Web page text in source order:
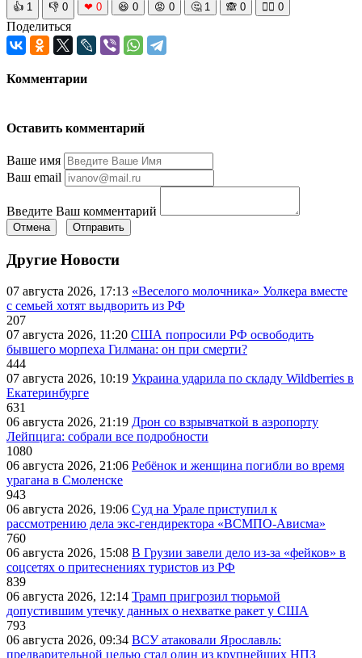
👍 1 👎 0 ❤ 0 😆 0 😡 0 🤔 1 🙈 0 🧘‍♀️ 0
Поделиться
Комментарии
Оставить комментарий
Ваше имя
Ваш email
Введите Ваш комментарий
Отмена Отправить
Другие Новости
07 августа 2026, 17:13 «Веселого молочника» Уолкера вместе
с семьей хотят выдворить из РФ
207
07 августа 2026, 11:20 США попросили РФ освободить
бывшего морпеха Гилмана: он при смерти?
444
07 августа 2026, 10:19 Украина ударила по складу Wildberries в
Екатеринбурге
631
06 августа 2026, 21:19 Дрон со взрывчаткой в аэропорту
Лейпцига: собрали все подробности
1080
06 августа 2026, 21:06 Ребёнок и женщина погибли во время
урагана в Смоленске
943
06 августа 2026, 19:06 Суд на Урале приступил к
рассмотрению дела экс-гендиректора «ВСМПО-Ависма»
760
06 августа 2026, 15:08 В Грузии завели дело из-за «фейков» в
соцсетях о притеснениях туристов из РФ
839
06 августа 2026, 12:14 Трамп пригрозил тюрьмой
допустившим утечку данных о нехватке ракет у США
793
06 августа 2026, 09:34 ВСУ атаковали Ярославль:
предварительной целью стал один из крупнейших НПЗ